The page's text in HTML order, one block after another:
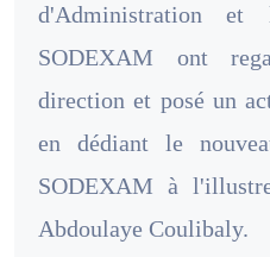
d'Administration
SODEXAM ont
direction et posé un
en dédiant le
SODEXAM à
Abdoulaye Coulibaly.